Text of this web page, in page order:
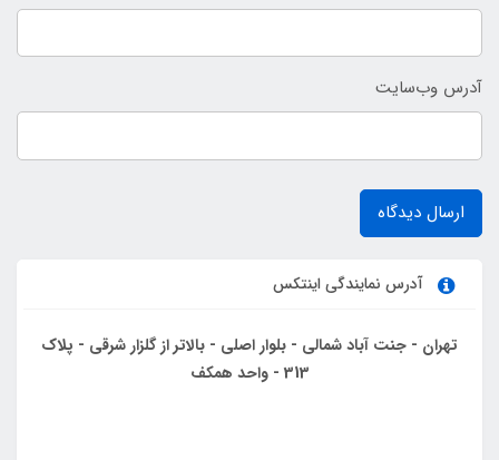
آدرس وب‌سایت
ارسال دیدگاه
آدرس نمایندگی اینتکس
تهران - جنت آباد شمالی - بلوار اصلی - بالاتر از گلزار شرقی - پلاک
313 - واحد همکف